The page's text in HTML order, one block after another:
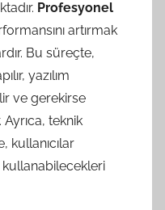
Profesyonel
artırmak
Bu süreçte,
yazılım
ve gerekirse
Ayrıca, teknik
kullanıcılar
kullanabilecekleri